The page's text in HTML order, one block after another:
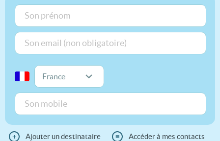
+ Ajouter un destinataire ≡ Accéder à mes contacts